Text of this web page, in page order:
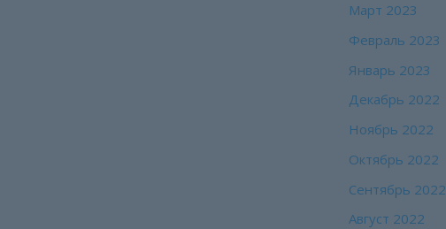
Март 2023
Февраль 2023
Январь 2023
Декабрь 2022
Ноябрь 2022
Октябрь 2022
Сентябрь 2022
Август 2022